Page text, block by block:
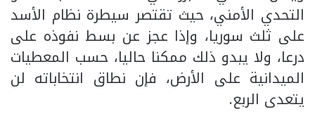
التحدي الأمني، حيث تقتصر سيطرة نظام الأسد
على ثلث سوريا، وإذا عجز عن بسط نفوذه على
درعا، ولا يبدو ذلك ممكنا حاليا، حسب المعطيات
الميدانية على الأرض، فإن نطاق انتخاباته لن
يتعدى الربع.